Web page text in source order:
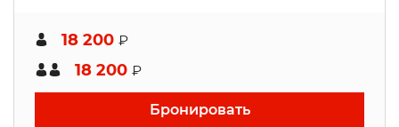
18 200 ₽
18 200 ₽
Бронировать